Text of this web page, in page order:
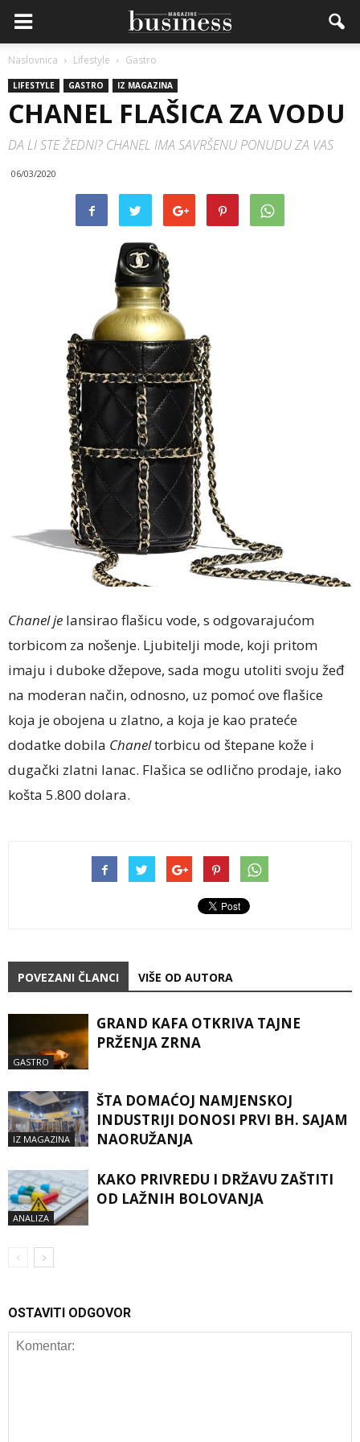
Naslovnica Lifestyle Gastro
LIFESTYLE GASTRO IZ MAGAZINA
CHANEL FLAŠICA ZA VODU
DA LI STE ŽEDNI? CHANEL IMA SAVRŠENU PONUDU ZA VAS
06/03/2020
Chanel je lansirao flašicu vode, s odgovarajućom
torbicom za nošenje. Ljubitelji mode, koji pritom
imaju i duboke džepove, sada mogu utoliti svoju žeđ
na moderan način, odnosno, uz pomoć ove flašice
koja je obojena u zlatno, a koja je kao prateće
dodatke dobila Chaneltorbicu od štepane kože i
dugački zlatni lanac. Flašica se odlično prodaje, iako
košta 5.800 dolara.
POVEZANI ČLANCI VIŠE OD AUTORA
GASTRO
GRAND KAFA OTKRIVA TAJNE
PRŽENJA ZRNA
IZ MAGAZINA
ŠTA DOMAĆOJ NAMJENSKOJ
INDUSTRIJI DONOSI PRVI BH. SAJAM
NAORUŽANJA
ANALIZA
KAKO PRIVREDU I DRŽAVU ZAŠTITI
OD LAŽNIH BOLOVANJA
OSTAVITI ODGOVOR